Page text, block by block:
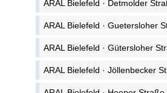
ARAL Bielefeld · Detmolder
ARAL Bielefeld · Guetersloher
ARAL Bielefeld · Gütersloher
ARAL Bielefeld · Jöllenbecker